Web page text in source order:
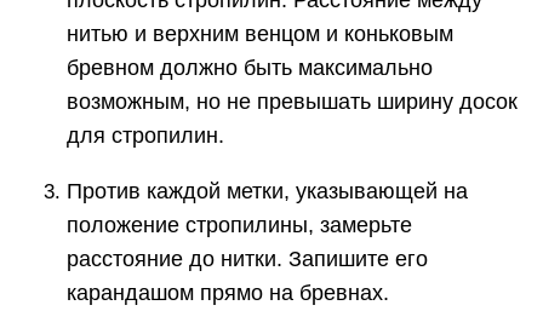
нитью и верхним венцом и коньковым
бревном должно быть максимально
возможным, но не превышать ширину досок
для стропилин.
Против каждой метки, указывающей на
положение стропилины, замерьте
расстояние до нитки. Запишите его
карандашом прямо на бревнах.